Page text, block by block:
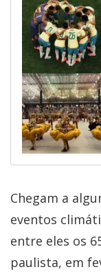
Chegam a
eventos
entre eles os
paulista, em